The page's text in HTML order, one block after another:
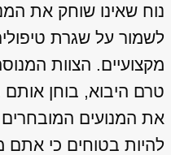
נוח שאינו שוחק את
לשמור על שגרת
מקצועיים. הצוות
טרם היבוא, בוחן
את המנועים
להיות בטוחים כי